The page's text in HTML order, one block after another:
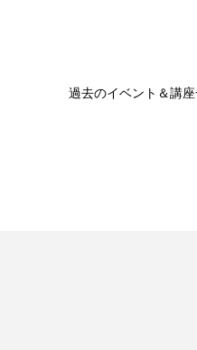
過去のイベント＆講